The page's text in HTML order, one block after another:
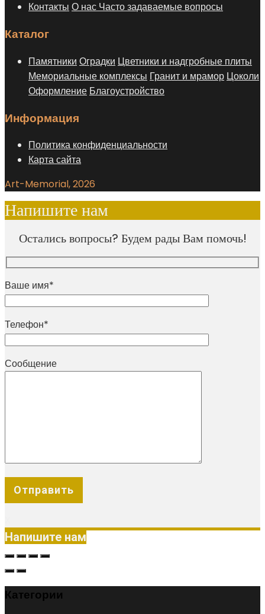
Контакты О нас Часто задаваемые вопросы
Каталог
Памятники Оградки Цветники и надгробные плиты
Мемориальные комплексы Гранит и мрамор Цоколи
Оформление Благоустройство
Информация
Политика конфиденциальности
Карта сайта
Art-Memorial, 2026
Напишите нам
Остались вопросы? Будем рады Вам помочь!
Ваше имя*
Телефон*
Сообщение
Напишите нам
Категории